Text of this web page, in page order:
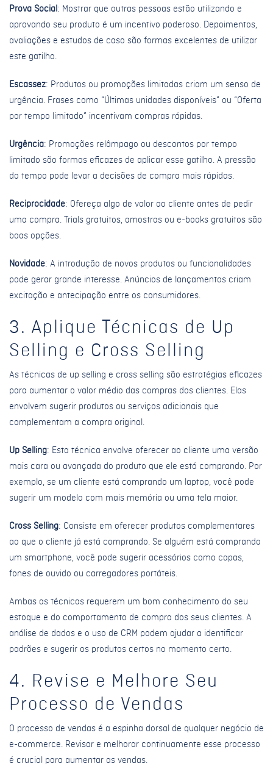
Prova Social: Mostrar que outras pessoas estão utilizando e
aprovando seu produto é um incentivo poderoso. Depoimentos,
avaliações e estudos de caso são formas excelentes de utilizar
este gatilho.
Escassez: Produtos ou promoções limitadas criam um senso de
urgência. Frases como “Últimas unidades disponíveis” ou “Oferta
por tempo limitado” incentivam compras rápidas.
Urgência: Promoções relâmpago ou descontos por tempo
limitado são formas eficazes de aplicar esse gatilho. A pressão
do tempo pode levar a decisões de compra mais rápidas.
Reciprocidade: Ofereça algo de valor ao cliente antes de pedir
uma compra. Trials gratuitos, amostras ou e-books gratuitos são
boas opções.
Novidade: A introdução de novos produtos ou funcionalidades
pode gerar grande interesse. Anúncios de lançamentos criam
excitação e antecipação entre os consumidores.
3. Aplique Técnicas de Up
Selling e Cross Selling
As técnicas de up selling e cross selling são estratégias eficazes
para aumentar o valor médio das compras dos clientes. Elas
envolvem sugerir produtos ou serviços adicionais que
complementam a compra original.
Up Selling: Esta técnica envolve oferecer ao cliente uma versão
mais cara ou avançada do produto que ele está comprando. Por
exemplo, se um cliente está comprando um laptop, você pode
sugerir um modelo com mais memória ou uma tela maior.
Cross Selling: Consiste em oferecer produtos complementares
ao que o cliente já está comprando. Se alguém está comprando
um smartphone, você pode sugerir acessórios como capas,
fones de ouvido ou carregadores portáteis.
Ambas as técnicas requerem um bom conhecimento do seu
estoque e do comportamento de compra dos seus clientes. A
análise de dados e o uso de CRM podem ajudar a identificar
padrões e sugerir os produtos certos no momento certo.
4. Revise e Melhore Seu
Processo de Vendas
O processo de vendas é a espinha dorsal de qualquer negócio de
e-commerce. Revisar e melhorar continuamente esse processo
é crucial para aumentar as vendas.